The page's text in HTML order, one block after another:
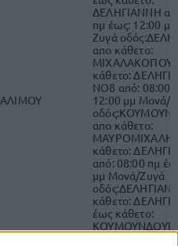
ΑΛΙΜΟΥ
ΔΕΛΗΓΙΑΝΝΗ
πμ έως: 12:00
Ζυγά
απο κάθετο:
κάθετο:
ΝΟ8 από: 08:00
12:00 μμ Μονά/
απο κάθετο:
ΜΑΥΡΟΜΙΧΑΛΗ
κάθετο:
από: 08:00 πμ
μμ Μονά/Ζυγά
κάθετο:
έως κάθετο:
08:00 πμ έως: